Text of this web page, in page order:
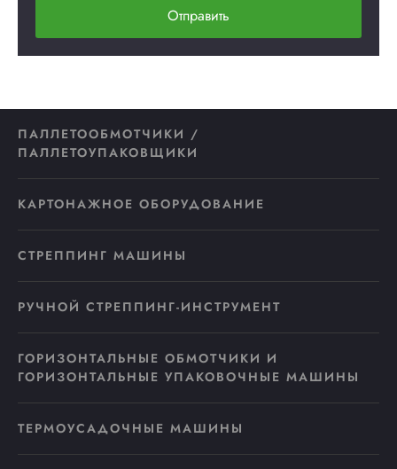
Отправить
ПАЛЛЕТООБМОТЧИКИ /
ПАЛЛЕТОУПАКОВЩИКИ
КАРТОНАЖНОЕ ОБОРУДОВАНИЕ
СТРЕППИНГ МАШИНЫ
РУЧНОЙ СТРЕППИНГ-ИНСТРУМЕНТ
ГОРИЗОНТАЛЬНЫЕ ОБМОТЧИКИ И
ГОРИЗОНТАЛЬНЫЕ УПАКОВОЧНЫЕ МАШИНЫ
ТЕРМОУСАДОЧНЫЕ МАШИНЫ